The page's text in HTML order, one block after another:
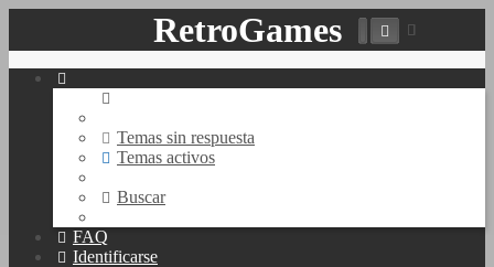
RetroGames
Temas sin respuesta
Temas activos
Buscar
FAQ
Identificarse